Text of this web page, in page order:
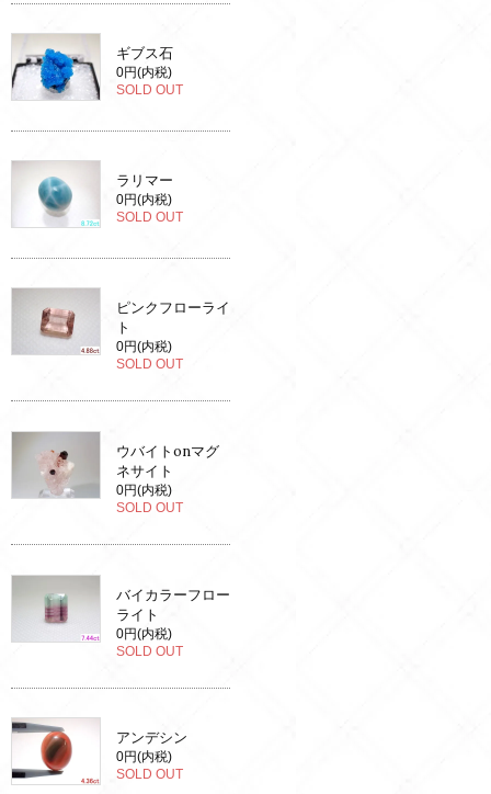
ギブス石
0円(内税)
SOLD OUT
ラリマー
0円(内税)
SOLD OUT
ピンクフローライ
ト
0円(内税)
SOLD OUT
ウバイトonマグ
ネサイト
0円(内税)
SOLD OUT
バイカラーフロー
ライト
0円(内税)
SOLD OUT
アンデシン
0円(内税)
SOLD OUT